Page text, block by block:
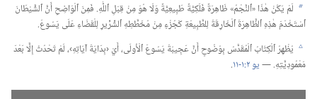
b لَمْ يَكُنْ هٰذَا «ٱلنَّجْمُ» ظَاهِرَةً فَلَكِيَّةً طَبِيعِيَّةً وَلَا هُوَ مِنْ قِبَلِ ٱللّٰهِ.‏ فَمِنَ ٱلْوَاضِحِ أَنَّ ٱلشَّيْطَانَ
ٱسْتَخْدَمَ هٰذِهِ ٱلظَّاهِرَةَ ٱلْخَارِقَةَ لِلطَّبِيعَةِ كَجُزْءٍ مِنْ مُخَطَّطِهِ ٱلشِّرِّيرِ لِلْقَضَاءِ عَلَى يَسُوعَ.‏
c يُظْهِرُ ٱلْكِتَابُ ٱلْمُقَدَّسُ بِوُضُوحٍ أَنَّ عَجِيبَةَ يَسُوعَ ٱلْأُولَى،‏ أَيْ ‹بِدَايَةَ آيَاتِهِ›،‏ لَمْ تَحْدُثْ إِلَّا بَعْدَ
مَعْمُودِيَّتِهِ.‏ —‏يو ٢:‏​١-‏١١ ‏.‏